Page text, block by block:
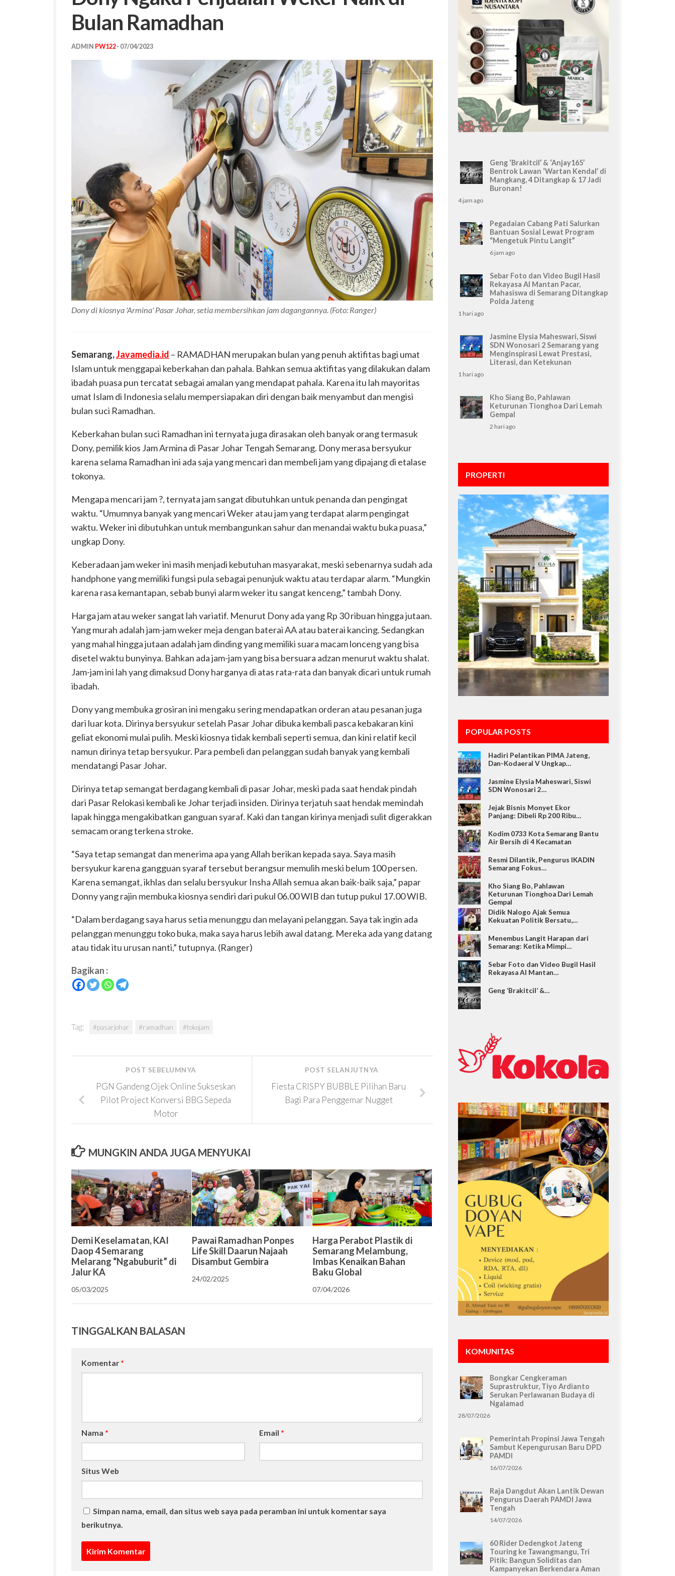
Bulan Ramadhan
ADMIN PW122· 07/04/2023
Dony di kiosnya 'Armina' Pasar Johar, setia membersihkan jam dagangannya. (Foto: Ranger)
Semarang,Javamedia.id – RAMADHAN merupakan bulan yang penuh aktifitas bagi umat
Islam untuk menggapai keberkahan dan pahala. Bahkan semua aktifitas yang dilakukan dalam
ibadah puasa pun tercatat sebagai amalan yang mendapat pahala. Karena itu lah mayoritas
umat Islam di Indonesia selalu mempersiapakan diri dengan baik menyambut dan mengisi
bulan suci Ramadhan.
Keberkahan bulan suci Ramadhan ini ternyata juga dirasakan oleh banyak orang termasuk
Dony, pemilik kios Jam Armina di Pasar Johar Tengah Semarang. Dony merasa bersyukur
karena selama Ramadhan ini ada saja yang mencari dan membeli jam yang dipajang di etalase
tokonya.
Mengapa mencari jam ?, ternyata jam sangat dibutuhkan untuk penanda dan pengingat
waktu. “Umumnya banyak yang mencari Weker atau jam yang terdapat alarm pengingat
waktu. Weker ini dibutuhkan untuk membangunkan sahur dan menandai waktu buka puasa,”
ungkap Dony.
Keberadaan jam weker ini masih menjadi kebutuhan masyarakat, meski sebenarnya sudah ada
handphone yang memiliki fungsi pula sebagai penunjuk waktu atau terdapar alarm. “Mungkin
karena rasa kemantapan, sebab bunyi alarm weker itu sangat kenceng,” tambah Dony.
Harga jam atau weker sangat lah variatif. Menurut Dony ada yang Rp 30 ribuan hingga jutaan.
Yang murah adalah jam-jam weker meja dengan baterai AA atau baterai kancing. Sedangkan
yang mahal hingga jutaan adalah jam dinding yang memiliki suara macam lonceng yang bisa
disetel waktu bunyinya. Bahkan ada jam-jam yang bisa bersuara adzan menurut waktu shalat.
Jam-jam ini lah yang dimaksud Dony harganya di atas rata-rata dan banyak dicari untuk rumah
ibadah.
Dony yang membuka grosiran ini mengaku sering mendapatkan orderan atau pesanan juga
dari luar kota. Dirinya bersyukur setelah Pasar Johar dibuka kembali pasca kebakaran kini
geliat ekonomi mulai pulih. Meski kiosnya tidak kembali seperti semua, dan kini relatif kecil
namun dirinya tetap bersyukur. Para pembeli dan pelanggan sudah banyak yang kembali
mendatangi Pasar Johar.
Dirinya tetap semangat berdagang kembali di pasar Johar, meski pada saat hendak pindah
dari Pasar Relokasi kembali ke Johar terjadi insiden. Dirinya terjatuh saat hendak memindah
lapak hingga mengakibatkan ganguan syaraf. Kaki dan tangan kirinya menjadi sulit digerakkan
semacam orang terkena stroke.
“Saya tetap semangat dan menerima apa yang Allah berikan kepada saya. Saya masih
bersyukur karena gangguan syaraf tersebut berangsur memulih meski belum 100 persen.
Karena semangat, ikhlas dan selalu bersyukur Insha Allah semua akan baik-baik saja,” papar
Donny yang rajin membuka kiosnya sendiri dari pukul 06.00 WIB dan tutup pukul 17.00 WIB.
“Dalam berdagang saya harus setia menunggu dan melayani pelanggan. Saya tak ingin ada
pelanggan menunggu toko buka, maka saya harus lebih awal datang. Mereka ada yang datang
atau tidak itu urusan nanti,” tutupnya. (Ranger)
Bagikan :
Tag: #pasarjohar #ramadhan #tokojam
POST SELANJUTNYA
Fiesta CRISPY BUBBLE Pilihan Baru
Bagi Para Penggemar Nugget
POST SEBELUMNYA
PGN Gandeng Ojek Online Sukseskan
Pilot Project Konversi BBG Sepeda
Motor
MUNGKIN ANDA JUGA MENYUKAI
Demi Keselamatan, KAI
Daop 4 Semarang
Melarang “Ngabuburit” di
Jalur KA
05/03/2025
Pawai Ramadhan Ponpes
Life Skill Daarun Najaah
Disambut Gembira
24/02/2025
Harga Perabot Plastik di
Semarang Melambung,
Imbas Kenaikan Bahan
Baku Global
07/04/2026
TINGGALKAN BALASAN
Komentar *
Nama * Email *
Situs Web
Simpan nama, email, dan situs web saya pada peramban ini untuk komentar saya
berikutnya.
Geng ‘Brakitcil’ & ‘Anjay165’
Bentrok Lawan ‘Wartan Kendal’ di
Mangkang, 4 Ditangkap & 17 Jadi
Buronan!
4 jam ago
Pegadaian Cabang Pati Salurkan
Bantuan Sosial Lewat Program
“Mengetuk Pintu Langit”
6 jam ago
Sebar Foto dan Video Bugil Hasil
Rekayasa AI Mantan Pacar,
Mahasiswa di Semarang Ditangkap
Polda Jateng
1 hari ago
Jasmine Elysia Maheswari, Siswi
SDN Wonosari 2 Semarang yang
Menginspirasi Lewat Prestasi,
Literasi, dan Ketekunan
1 hari ago
Kho Siang Bo, Pahlawan
Keturunan Tionghoa Dari Lemah
Gempal
2 hari ago
PROPERTI
POPULAR POSTS
Hadiri Pelantikan PIMA Jateng,
Dan-Kodaeral V Ungkap…
Jasmine Elysia Maheswari, Siswi
SDN Wonosari 2…
Jejak Bisnis Monyet Ekor
Panjang: Dibeli Rp 200 Ribu…
Kodim 0733 Kota Semarang Bantu
Air Bersih di 4 Kecamatan
Resmi Dilantik, Pengurus IKADIN
Semarang Fokus…
Kho Siang Bo, Pahlawan
Keturunan Tionghoa Dari Lemah
Gempal
Didik Nalogo Ajak Semua
Kekuatan Politik Bersatu,…
Menembus Langit Harapan dari
Semarang: Ketika Mimpi…
Sebar Foto dan Video Bugil Hasil
Rekayasa AI Mantan…
Geng ‘Brakitcil’ &…
KOMUNITAS
Bongkar Cengkeraman
Suprastruktur, Tiyo Ardianto
Serukan Perlawanan Budaya di
Ngalamad
28/07/2026
Pemerintah Propinsi Jawa Tengah
Sambut Kepengurusan Baru DPD
PAMDI
16/07/2026
Raja Dangdut Akan Lantik Dewan
Pengurus Daerah PAMDI Jawa
Tengah
14/07/2026
60 Rider Dedengkot Jateng
Touring ke Tawangmangu, Tri
Pitik: Bangun Soliditas dan
Kampanyekan Berkendara Aman